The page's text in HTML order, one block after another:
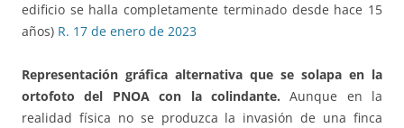
edificio se halla completamente terminado desde hace 15
años) R. 17 de enero de 2023
Representación gráfica alternativa que se solapa en la
ortofoto del PNOA con la colindante. Aunque en la
realidad física no se produzca la invasión de una finca